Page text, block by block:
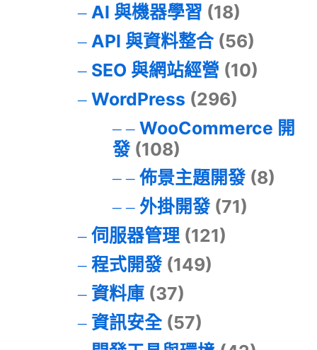
AI 與機器學習 (18)
API 與資料整合(56)
SEO 與網站經營 (10)
WordPress (296)
WooCommerce 開
發(108)
佈景主題開發(8)
外掛開發(71)
伺服器管理(121)
程式開發(149)
資料庫(37)
資訊安全(57)